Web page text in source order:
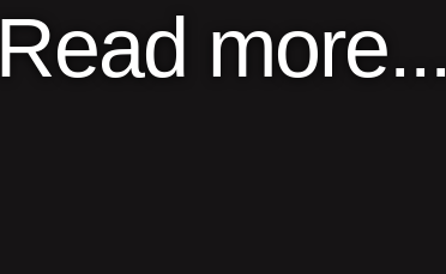
Read more...